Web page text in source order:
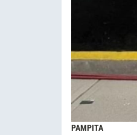
PAMPITA